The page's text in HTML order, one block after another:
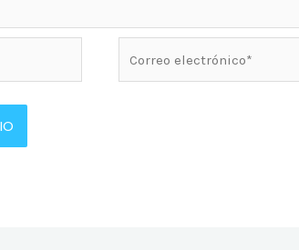
Correo
electrónico*